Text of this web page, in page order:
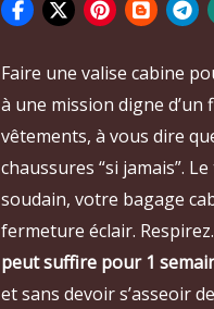
Faire une valise cabine
à une mission digne d’un
vêtements, à vous dire
chaussures “si jamais”.
soudain, votre bagage
fermeture éclair.
peut suffire pour 1
et sans devoir s’asseoir